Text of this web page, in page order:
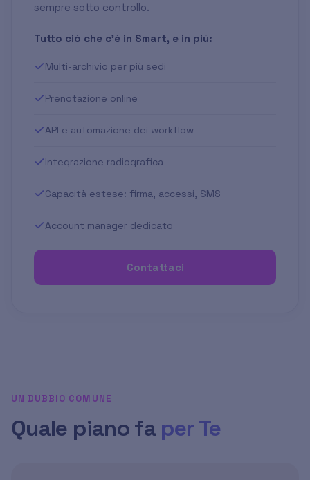
sempre sotto controllo.
Tutto ciò che c'è in Smart, e in più:
Multi-archivio per più sedi
Prenotazione online
API e automazione dei workflow
Integrazione radiografica
Capacità estese: firma, accessi, SMS
Account manager dedicato
Contattaci
UN DUBBIO COMUNE
Quale piano fa per Te